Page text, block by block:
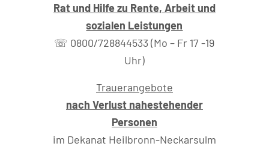
Rat und Hilfe zu Rente, Arbeit und
sozialen Leistungen
☏ 0800/728844533 (Mo – Fr 17 -19
Uhr)
Trauerangebote
nach Verlust nahestehender
Personen
im Dekanat Heilbronn-Neckarsulm